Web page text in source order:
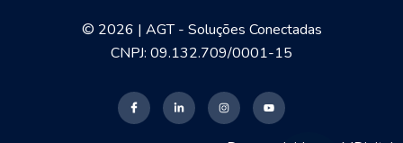
© 2026 | AGT - Soluções Conectadas
CNPJ: 09.132.709/0001-15